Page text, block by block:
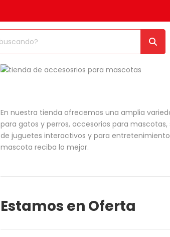
En nuestra tienda ofrecemos una amplia
para gatos y perros, accesorios para
de juguetes interactivos y para
mascota reciba lo mejor.
Estamos en Oferta